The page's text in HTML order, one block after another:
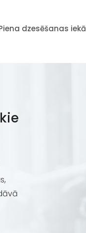
dzesēšanas